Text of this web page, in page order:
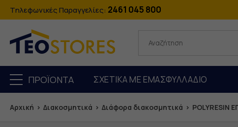
Tηλεφωνικές Παραγγελίες: 2461 045 800
ΠΡΟΪΟΝΤΑ ΣΧΕΤΙΚΆ ΜΕ ΕΜΆΣΦΥΛΛΑΔΙΟ
Αρχική › Διακοσμητικά › Διάφορα διακοσμητικά › POLYRESIN